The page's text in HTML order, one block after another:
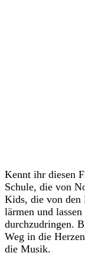
Kennt ihr diesen
Schule, die von
Kids, die von den
lärmen und
durchzudringen.
Weg in die
die Musik.